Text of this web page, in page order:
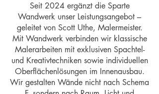
Seit 2024 ergänzt die Sparte
Wandwerk unser Leistungsangebot –
geleitet von Scott Uthe, Malermeister.
Mit Wandwerk verbinden wir klassische
Malerarbeiten mit exklusiven Spachtel-
und Kreativtechniken sowie individuellen
Oberflächenlösungen im Innenausbau.
Wir gestalten Wände nicht nach Schema